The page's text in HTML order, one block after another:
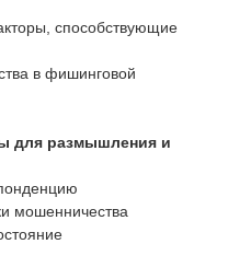
способствующие
в фишинговой
для размышления и
мошенничества